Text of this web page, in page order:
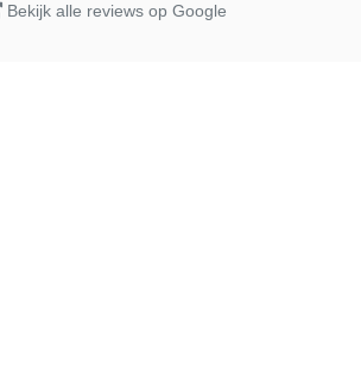
Bekijk alle reviews op Google